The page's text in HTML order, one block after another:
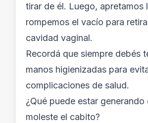
tirar de él. Luego, apretamos
rompemos el vacío para
cavidad vaginal.
Recordá que siempre debés
manos higienizadas para
complicaciones de salud.
¿Qué puede estar generando
moleste el cabito?